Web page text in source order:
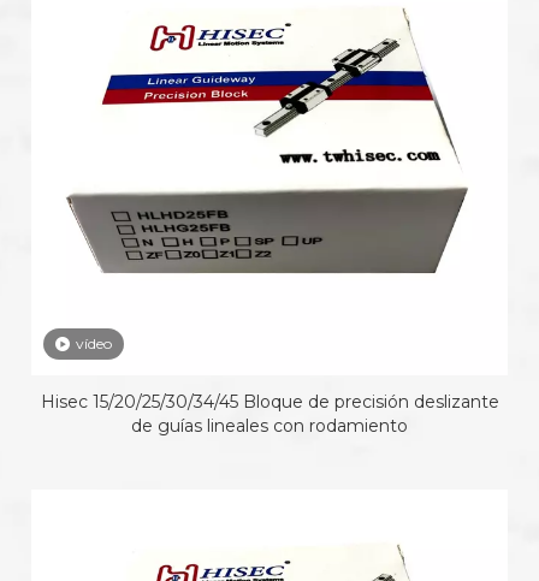
vídeo
Hisec 15/20/25/30/34/45 Bloque de precisión deslizante
de guías lineales con rodamiento